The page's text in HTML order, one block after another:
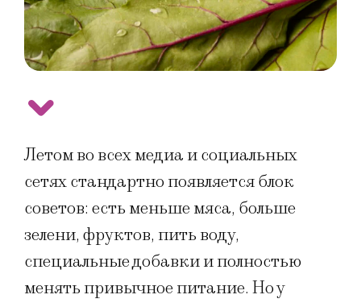
Летом во всех медиа и социальных
сетях стандартно появляется блок
советов: есть меньше мяса, больше
зелени, фруктов, пить воду,
специальные добавки и полностью
менять привычное питание. Но у